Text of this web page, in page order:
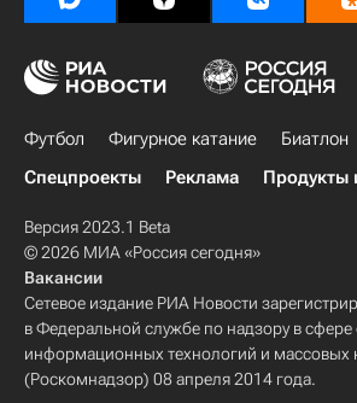
Футбол Фигурное катание Биатлон
Спецпроекты
Реклама Продукты
Версия 2023.1 Beta
© 2026 МИА «Россия сегодня»
Вакансии
Сетевое издание РИА Новости
в Федеральной службе по надзору в сфере
информационных технологий и массовых
(Роскомнадзор) 08 апреля 2014 года.